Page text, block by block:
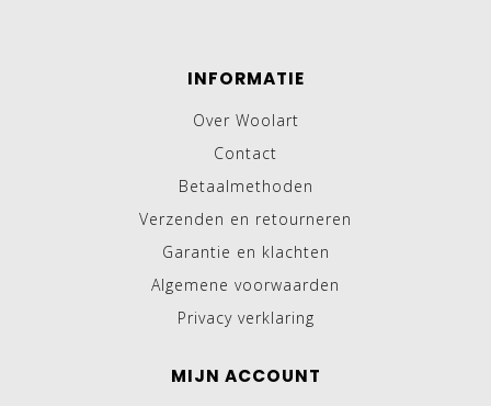
INFORMATIE
Over Woolart
Contact
Betaalmethoden
Verzenden en retourneren
Garantie en klachten
Algemene voorwaarden
Privacy verklaring
MIJN ACCOUNT